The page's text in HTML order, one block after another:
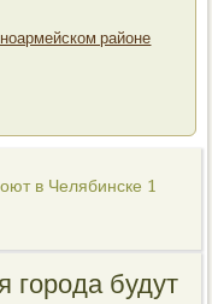
районе
в Челябинске 1
города будут